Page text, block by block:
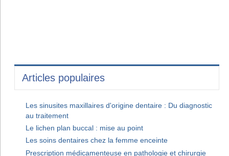
Articles populaires
Les sinusites maxillaires d'origine dentaire : Du diagnostic
au traitement
Le lichen plan buccal : mise au point
Les soins dentaires chez la femme enceinte
Prescription médicamenteuse en pathologie et chirurgie